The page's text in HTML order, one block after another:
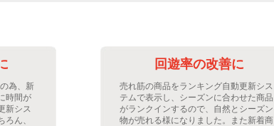
為、新
時間が
新シス
ん、
回遊率の改善に
売れ筋の商品をランキング自動更新シス
テムで表示し、シーズンに合わせた商品
がランクインするので、自然とシーズン
物が売れる様になりました。また新着商